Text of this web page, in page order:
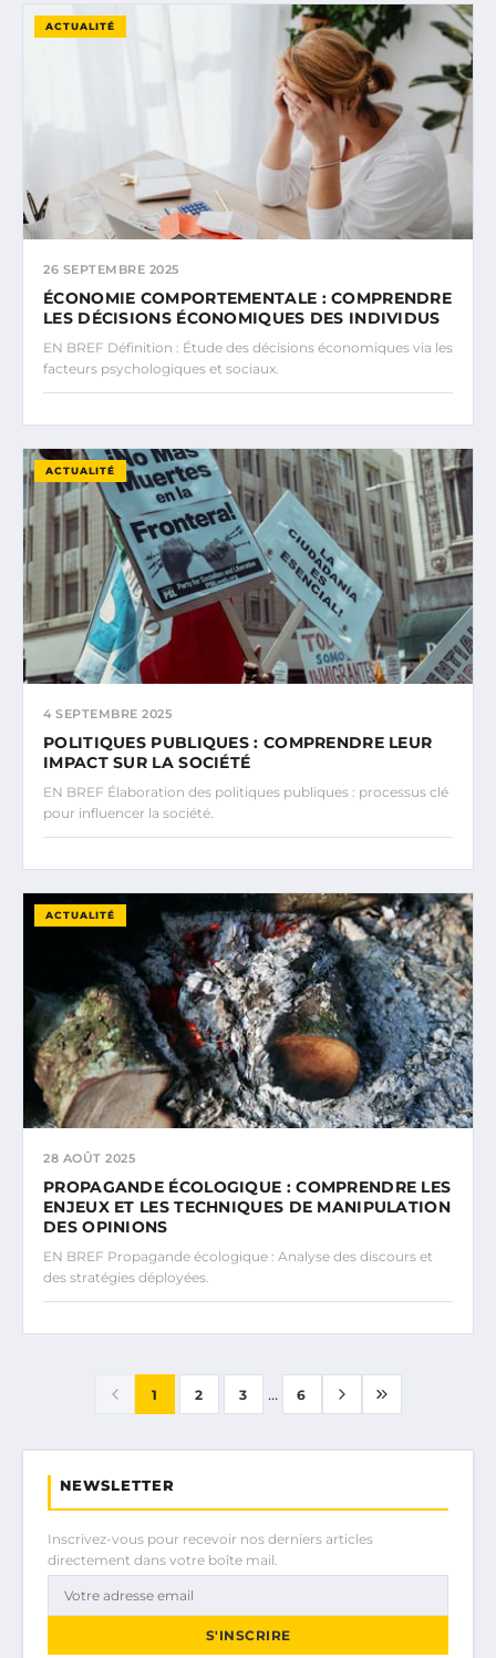
ACTUALITÉ
26 SEPTEMBRE 2025
ÉCONOMIE COMPORTEMENTALE : COMPRENDRE
LES DÉCISIONS ÉCONOMIQUES DES INDIVIDUS
EN BREF Définition : Étude des décisions économiques via les
facteurs psychologiques et sociaux.
ACTUALITÉ
4 SEPTEMBRE 2025
POLITIQUES PUBLIQUES : COMPRENDRE LEUR
IMPACT SUR LA SOCIÉTÉ
EN BREF Élaboration des politiques publiques : processus clé
pour influencer la société.
ACTUALITÉ
28 AOÛT 2025
PROPAGANDE ÉCOLOGIQUE : COMPRENDRE LES
ENJEUX ET LES TECHNIQUES DE MANIPULATION
DES OPINIONS
EN BREF Propagande écologique : Analyse des discours et
des stratégies déployées.
1 2 3 ... 6
NEWSLETTER
Inscrivez-vous pour recevoir nos derniers articles
directement dans votre boîte mail.
S'INSCRIRE